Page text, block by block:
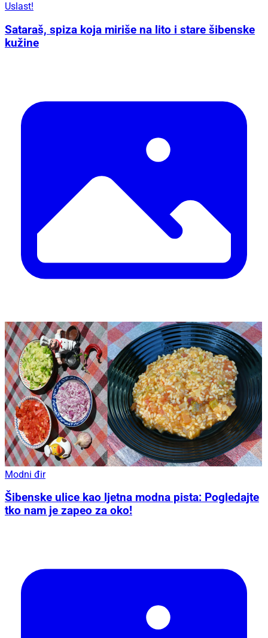
Uslast!
Sataraš, spiza koja miriše na lito i stare šibenske
kužine
Modni đir
Šibenske ulice kao ljetna modna pista: Pogledajte
tko nam je zapeo za oko!